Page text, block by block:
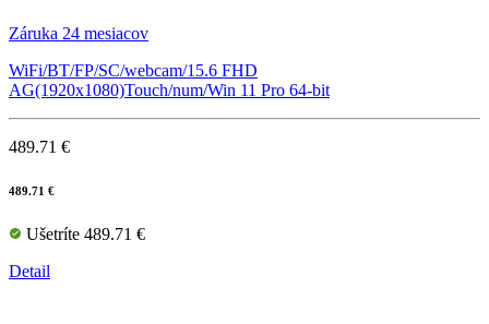
Záruka 24 mesiacov
WiFi/BT/FP/SC/webcam/15.6 FHD
AG(1920x1080)Touch/num/Win 11 Pro 64-bit
489.71 €
489.71 €
Ušetríte 489.71 €
Detail